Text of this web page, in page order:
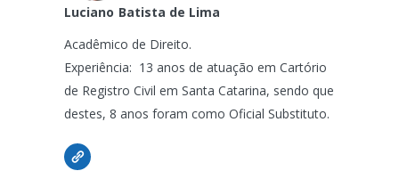
Luciano Batista de Lima
Acadêmico de Direito.
Experiência: 13 anos de atuação em Cartório
de Registro Civil em Santa Catarina, sendo que
destes, 8 anos foram como Oficial Substituto.